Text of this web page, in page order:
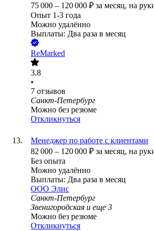
75 000 – 120 000 ₽ за месяц, на
Опыт 1-3 года
Можно удалённо
Выплаты: Два раза в месяц
ReMarked
3.8
•
7 отзывов
Санкт-Петербург
Можно без резюме
Откликнуться
Менеджер по работе с клиентами
82 000 – 120 000 ₽ за месяц, на
Без опыта
Можно удалённо
Выплаты: Два раза в месяц
ООО Элис
Санкт-Петербург
Звенигородская и еще 3
Можно без резюме
Откликнуться